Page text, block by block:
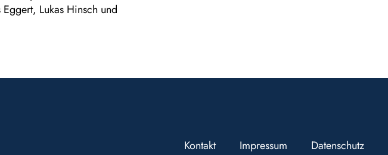
Lukas Hinsch und
Kontakt Impressum Datenschutz